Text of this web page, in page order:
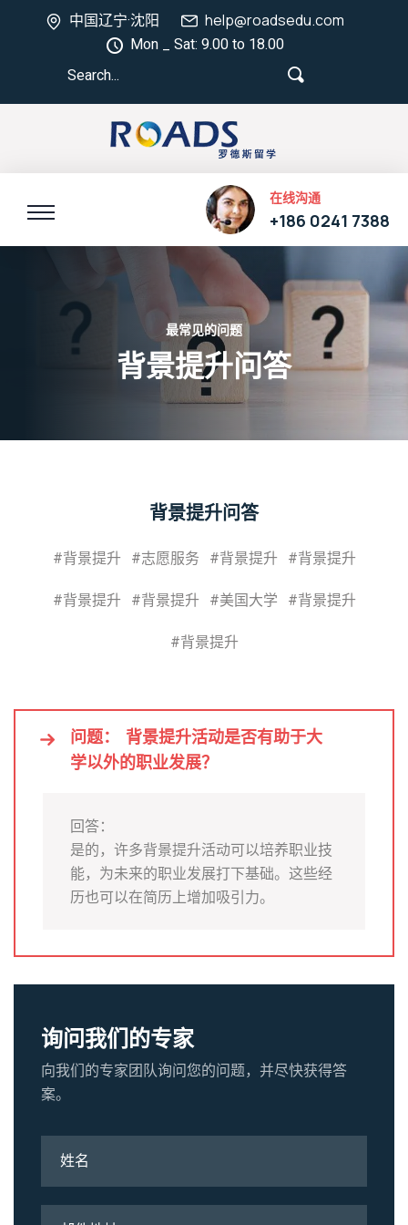
中国辽宁·沈阳 help@roadsedu.com
Mon _ Sat: 9.00 to 18.00
在线沟通
+186 0241 7388
最常见的问题
背景提升问答
背景提升问答
#背景提升 #志愿服务 #背景提升 #背景提升
#背景提升 #背景提升 #美国大学 #背景提升
#背景提升
问题：
背景提升活动是否有助于大
学以外的职业发展？
回答：
是的，许多背景提升活动可以培养职业技
能，为未来的职业发展打下基础。这些经
历也可以在简历上增加吸引力。
询问我们的专家
向我们的专家团队询问您的问题，并尽快获得答
案。